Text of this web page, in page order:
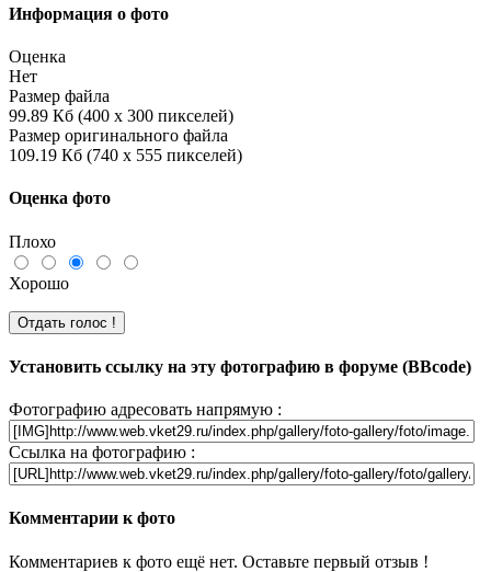
Информация о фото
Оценка
Нет
Размер файла
99.89 Кб (400 x 300 пикселей)
Размер оригинального файла
109.19 Кб (740 x 555 пикселей)
Оценка фото
Плохо
Хорошо
Установить ссылку на эту фотографию в форуме (BBcode)
Фотографию адресовать напрямую :
Ссылка на фотографию :
Комментарии к фото
Комментариев к фото ещё нет. Оставьте первый отзыв !